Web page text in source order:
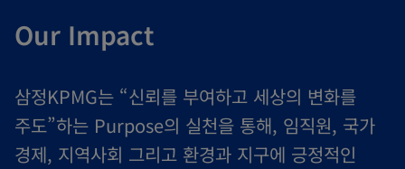
Our Impact
삼정KPMG는 “신뢰를 부여하고 세상의 변화를
주도”하는 Purpose의 실천을 통해, 임직원, 국가
경제, 지역사회 그리고 환경과 지구에 긍정적인